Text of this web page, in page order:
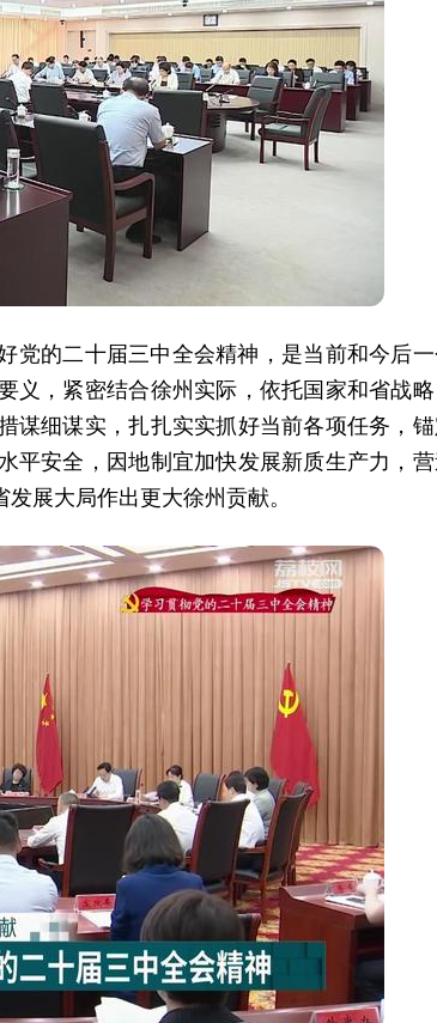
党的二十届三中全会精神，是当前和今后
义，紧密结合徐州实际，依托国家和省战略
谋细谋实，扎扎实实抓好当前各项任务，锚
平安全，因地制宜加快发展新质生产力，
展大局作出更大徐州贡献。